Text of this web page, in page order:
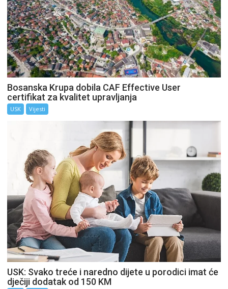
Bosanska Krupa dobila CAF Effective User
certifikat za kvalitet upravljanja
USK Vijesti
USK: Svako treće i naredno dijete u porodici imat će
dječiji dodatak od 150 KM